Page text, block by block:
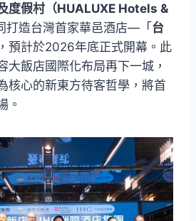
度假村（HUALUXE Hotels &
打造台灣首家華邑酒店—「 台
預計於2026年底正式開幕。此
大飯店國際化布局再下一城，
核心的新東方待客哲學，將首
。